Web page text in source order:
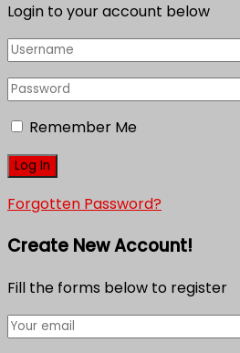
Login to your account below
Remember Me
Forgotten Password?
Create New Account!
Fill the forms below to register